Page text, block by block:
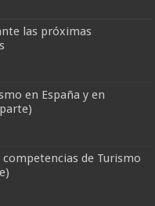
las próximas
en España y en
de Turismo